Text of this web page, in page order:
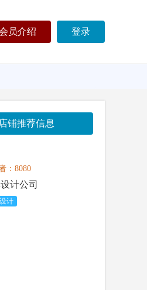
登录
员介绍
铺推荐信息
：8080
计公司
计